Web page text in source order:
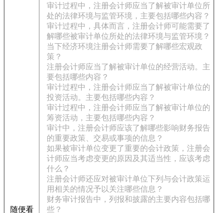
随便看
审计过程中，注册会计师应当了解被审计单位所
处的法律环境与监管环境，主要包括哪些内容？
审计过程中，具体而言，注册会计师可能需要了
解哪些被审计单位所处的法律环境与监管环境？
当下经济环境注册会计师需要了解哪些宏观政
策？
注册会计师应当了解被审计单位的经营活动。主
要包括哪些内容？
审计过程中，注册会计师应当了解被审计单位的
投资活动。主要包括哪些内容？
审计过程中，注册会计师应当了解被审计单位的
筹资活动，主要包括哪些内容？
审计中，注册会计师应该了解哪些影响财务报告
的重要政策、交易或事项的信息？
如果被审计单位变更了重要的会计政策，注册会
计师应当考虑变更的原因及其适当性，应该考虑
什么？
注册会计师还应对被审计单位下列与会计政策运
用相关的情况予以关注哪些信息？
财务审计报告中，列报和披露的主要内容包括哪
些？